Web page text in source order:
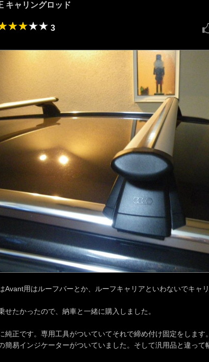
キャリングロッド
3
Avant用はルーフバーとか、ルーフキャリアといわないでキャ
せたかったので、納車と一緒に購入しました。
純正です。専用工具がついていてそれで締め付け固定をします
簡易インジケーターがついていました。そして汎用品と違っ